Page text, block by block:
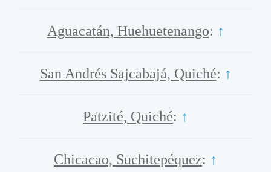
Aguacatán, Huehuetenango: ↑
San Andrés Sajcabajá, Quiché: ↑
Patzité, Quiché: ↑
Chicacao, Suchitepéquez: ↑